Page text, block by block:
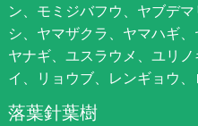
ン、モミジバフウ、ヤブデ
シ、ヤマザクラ、ヤマハギ
ヤナギ、ユスラウメ、ユリ
イ、リョウブ、レンギョウ、
落葉針葉樹